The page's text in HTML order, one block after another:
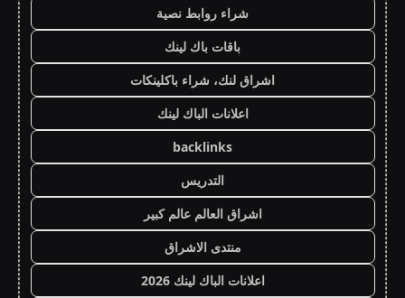
شراء روابط نصية
باقات باك لينك
اشراق لنك، شراء باكلينكات
اعلانات الباك لينك
backlinks
التدريس
اشراق العالم عالم كبير
منتدى الاشراق
اعلانات الباك لينك 2026